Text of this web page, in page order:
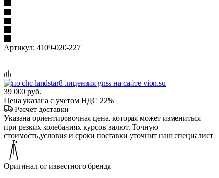
Артикул: 4109-020-227
39 000 руб.
Цена указана с учетом НДС 22%
Расчет доставки
Указана ориентировочная цена, которая может измениться
при резких колебаниях курсов валют. Точную
стоимость,условия и сроки поставки уточнит наш специалист
Оригинал от известного бренда